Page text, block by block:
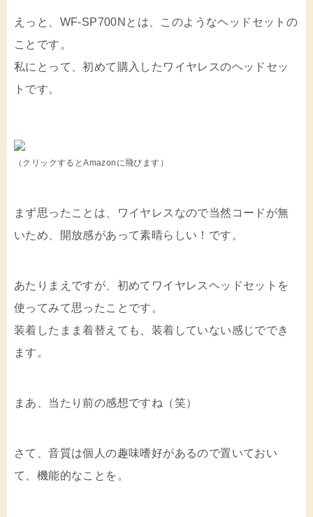
えっと、WF-SP700Nとは、このようなヘッドセットの
ことです。
私にとって、初めて購入したワイヤレスのヘッドセッ
トです。
（クリックするとAmazonに飛びます）
まず思ったことは、ワイヤレスなので当然コードが無
いため、開放感があって素晴らしい！です。
あたりまえですが、初めてワイヤレスヘッドセットを
使ってみて思ったことです。
装着したまま着替えても、装着していない感じででき
ます。
まあ、当たり前の感想ですね（笑）
さて、音質は個人の趣味嗜好があるので置いておい
て、機能的なことを。